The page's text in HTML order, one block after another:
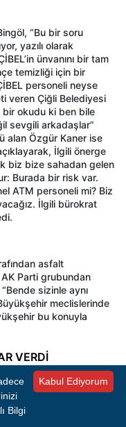
“Bu bir soru
yazılı olarak
ünvanını bir tam
temizliği için bir
personeli neyse
veren Çiğli Belediyesi
bir okudu ki ben bile
sevgili arkadaşlar”
alan Özgür Kaner ise
İlgili önerge
biz bize sahadan gelen
Burada bir risk var.
ATM personeli mi? Biz
İlgili bürokrat
asfalt
AK Parti grubundan
sizinle aynı
meclislerinde
bu konuyla
VERDİ
Harmandalı
Başkan Yıldız’ın
sahip olup,
“Buraya gelemeden
Kabul Ediyorum
Bilgi